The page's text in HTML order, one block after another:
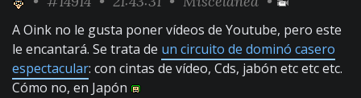
A Oink no le gusta poner vídeos de Youtube, pero este
le encantará. Se trata de un circuito de dominó casero
espectacular: con cintas de vídeo, Cds, jabón etc etc etc.
Cómo no, en Japón